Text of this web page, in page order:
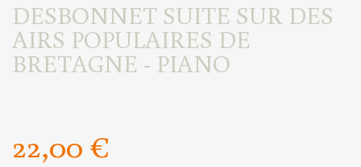
DESBONNET SUITE SUR DES
AIRS POPULAIRES DE
BRETAGNE - PIANO
22,00 €